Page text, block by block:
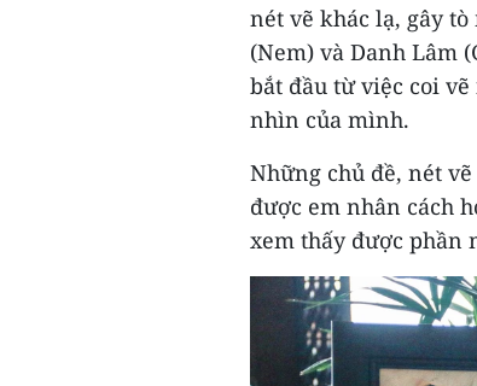
nét vẽ khác lạ, gây
(Nem) và Danh Lâm
bắt đầu từ việc coi
nhìn của mình.
Những chủ đề, nét
được em nhân cách
xem thấy được phần